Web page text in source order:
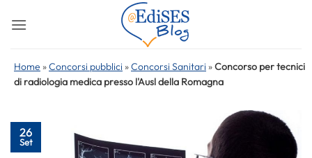
Home »Concorsi pubblici »Concorsi Sanitari »Concorso per tecnici
di radiologia medica presso l'Ausl della Romagna
26
Set